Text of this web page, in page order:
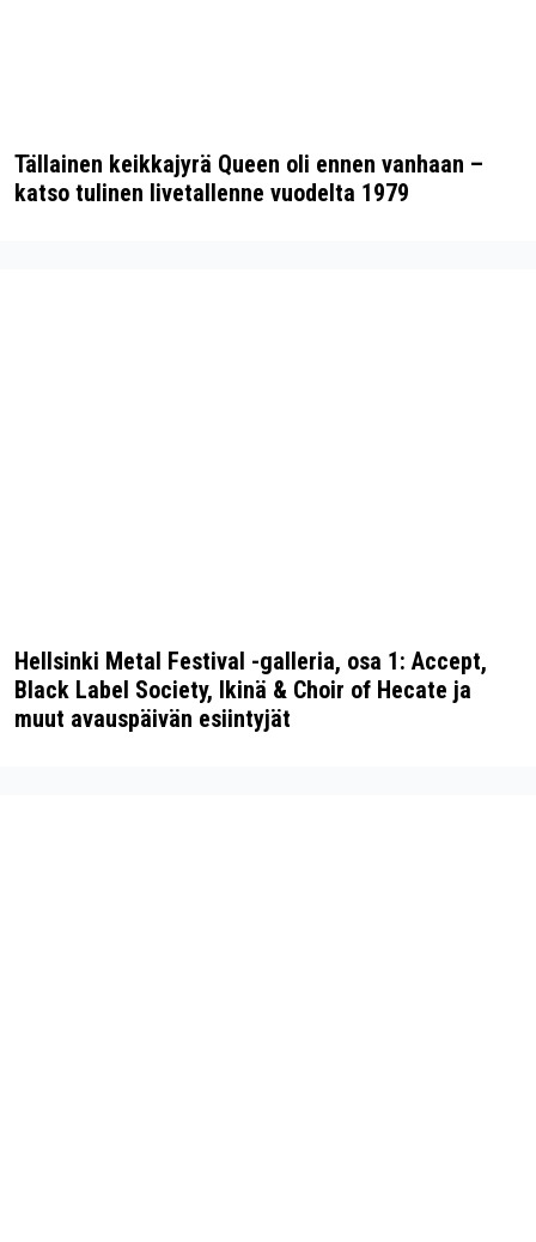
Tällainen keikkajyrä Queen oli ennen vanhaan –
katso tulinen livetallenne vuodelta 1979
Hellsinki Metal Festival -galleria, osa 1: Accept,
Black Label Society, Ikinä & Choir of Hecate ja
muut avauspäivän esiintyjät